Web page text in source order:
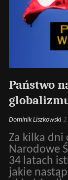
Państwo
Dominik Liszkowski 2
Za kilka dni
Narodowe
34 latach
jakie